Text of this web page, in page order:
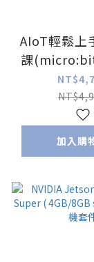
AIoT輕鬆上
課
覺辨
加入購